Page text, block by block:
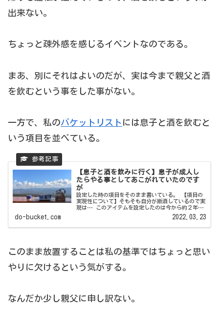
出来ない。
ちょっと疎外感を感じるイベントなのである。
まあ、別にそれはよいのだが、実は今まで親父と酒
を飲むという事をした事がない。
一方で、私のバケットリスト には息子と酒を飲むと
いう項目を並べている。
【息子と酒を飲みに行く】息子が成人し
たらやる事としてあこがれていたのです
が
設定した時の項目をそのまま書いている。 【項目の
実現性について】そもそも自分が断酒しているので実
現は… このアイテムを設定したのは今から約２年ほ
do-bucket.com 2022.03.23
このまま放置することは私の基準ではちょっと思い
やりに欠けるという気がする。
なんだか少し親父に申し訳ない。